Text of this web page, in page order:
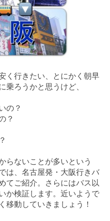
く行きたい、とにかく朝早
乗ろうかと思うけど、
の？
？
ないことが多いという
は、名古屋発・大阪行きバ
てご紹介。さらにはバス以
か検証します。近いようで
移動していきましょう！